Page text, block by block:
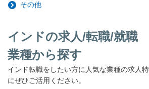
その他
インドの求人/転職/就職
業種から探す
インド転職をしたい方に人気な業種の求人
にぜひご活用ください。